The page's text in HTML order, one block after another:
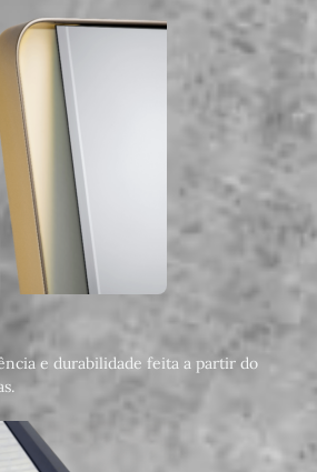
e durabilidade feita a partir do